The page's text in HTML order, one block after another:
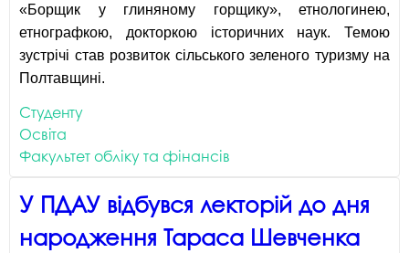
«Борщик у глиняному горщику», етнологинею,
етнографкою, докторкою історичних наук. Темою
зустрічі став розвиток сільського зеленого туризму на
Полтавщині.
Студенту
Освіта
Факультет обліку та фінансів
У ПДАУ відбувся лекторій до дня
народження Тараса Шевченка